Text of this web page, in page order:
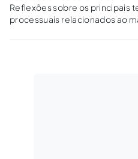
Reflexões sobre os principais
processuais relacionados ao
aplicação subsidiária do atual